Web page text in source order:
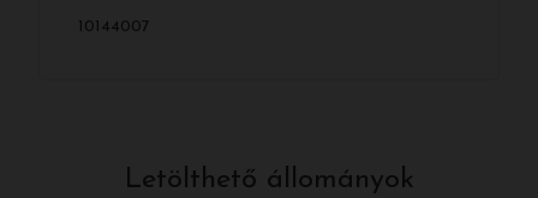
10144007
Letölthető állományok